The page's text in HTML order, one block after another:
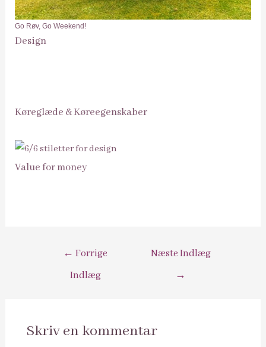
Go Røv, Go Weekend!
Design
Køreglæde & Køreegenskaber
Value for money
Indlægsnavigation
← Forrige
Indlæg
Næste Indlæg
→
Skriv en kommentar